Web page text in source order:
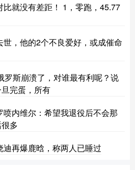
就没有差距！ 1，零跑，45.77
，他的2个不良爱好，或成催命
罗斯崩溃了，对谁最有利呢？说
完蛋，所有
内维尔：希望我退役后不会那
多
再爆鹿晗，称两人已睡过